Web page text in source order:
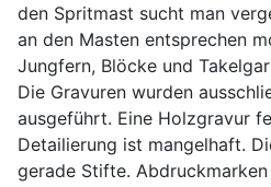
den Spritmast sucht man
an den Masten entsprechen
Jungfern, Blöcke und
Die Gravuren wurden
ausgeführt. Eine Holzgravur
Detailierung ist mangelhaft.
gerade Stifte.